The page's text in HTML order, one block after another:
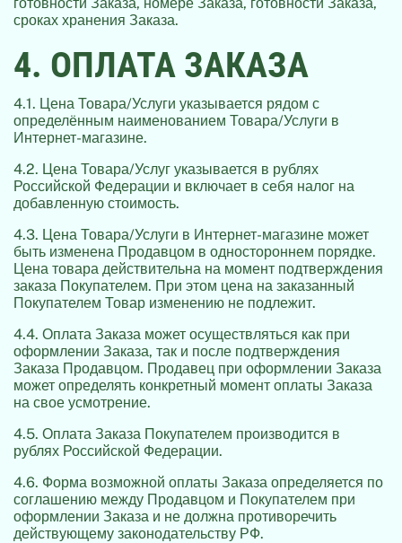
сроках хранения Заказа.
4. ОПЛАТА ЗАКАЗА
4.1. Цена Товара/Услуги указывается рядом с
определённым наименованием Товара/Услуги в
Интернет-магазине.
4.2. Цена Товара/Услуг указывается в рублях
Российской Федерации и включает в себя налог на
добавленную стоимость.
4.3. Цена Товара/Услуги в Интернет-магазине может
быть изменена Продавцом в одностороннем порядке.
Цена товара действительна на момент подтверждения
заказа Покупателем. При этом цена на заказанный
Покупателем Товар изменению не подлежит.
4.4. Оплата Заказа может осуществляться как при
оформлении Заказа, так и после подтверждения
Заказа Продавцом. Продавец при оформлении Заказа
может определять конкретный момент оплаты Заказа
на свое усмотрение.
4.5. Оплата Заказа Покупателем производится в
рублях Российской Федерации.
4.6. Форма возможной оплаты Заказа определяется по
соглашению между Продавцом и Покупателем при
оформлении Заказа и не должна противоречить
действующему законодательству РФ.